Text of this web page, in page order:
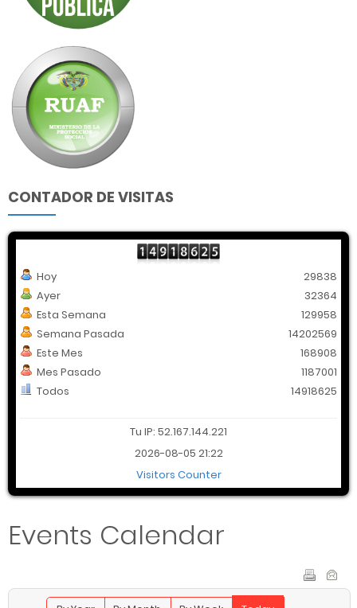
CONTADOR DE VISITAS
Hoy
Ayer
Esta Semana
Semana Pasada
Este Mes
Mes Pasado
Todos
29838
32364
129958
14202569
168908
1187001
14918625
Tu IP: 52.167.144.221
2026-08-05 21:22
Visitors Counter
Events Calendar